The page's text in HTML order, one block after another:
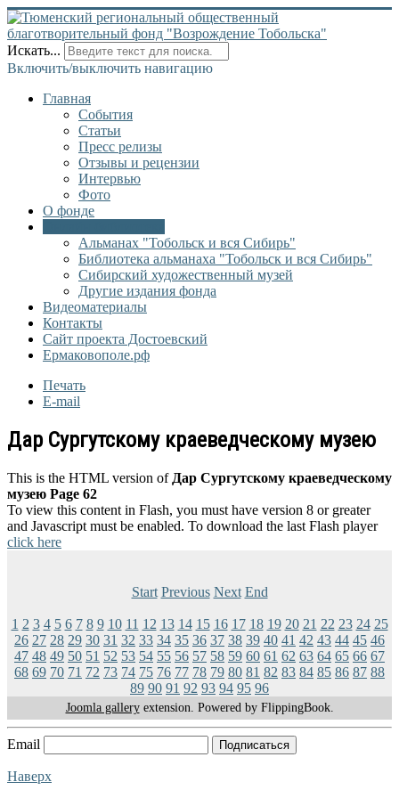
Искать...
Включить/выключить навигацию
Главная
События
Статьи
Пресс релизы
Отзывы и рецензии
Интервью
Фото
О фонде
Альманах "Тобольск и вся Сибирь"
Библиотека альманаха "Тобольск и вся Сибирь"
Сибирский художественный музей
Другие издания фонда
Видеоматериалы
Контакты
Сайт проекта Достоевский
Ермаковополе.рф
Печать
E-mail
Дар Сургутскому краеведческому музею
This is the HTML version of Дар Сургутскому краеведческому
музею Page 62
To view this content in Flash, you must have version 8 or greater
and Javascript must be enabled. To download the last Flash player
click here
Start Previous Next End
1 2 3 4 5 6 7 8 9 10 11 12 13 14 15 16 17 18 19 20 21 22 23 24 25
26 27 28 29 30 31 32 33 34 35 36 37 38 39 40 41 42 43 44 45 46
47 48 49 50 51 52 53 54 55 56 57 58 59 60 61 62 63 64 65 66 67
68 69 70 71 72 73 74 75 76 77 78 79 80 81 82 83 84 85 86 87 88
89 90 91 92 93 94 95 96
Joomla galleryextension. Powered by FlippingBook.
Email Подписаться
Наверх